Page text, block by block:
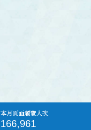
本月頁面瀏覽人次
166,961